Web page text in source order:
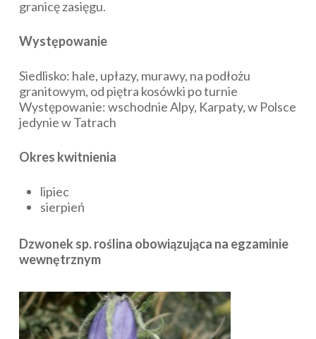
granicę zasięgu.
Występowanie
Siedlisko: hale, upłazy, murawy, na podłożu
granitowym, od piętra kosówki po turnie
Występowanie: wschodnie Alpy, Karpaty, w Polsce
jedynie w Tatrach
Okres kwitnienia
lipiec
sierpień
Dzwonek sp. roślina obowiązująca na egzaminie
wewnętrznym